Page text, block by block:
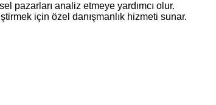
pazarları analiz etmeye yardımcı olur.
için özel danışmanlık hizmeti sunar.